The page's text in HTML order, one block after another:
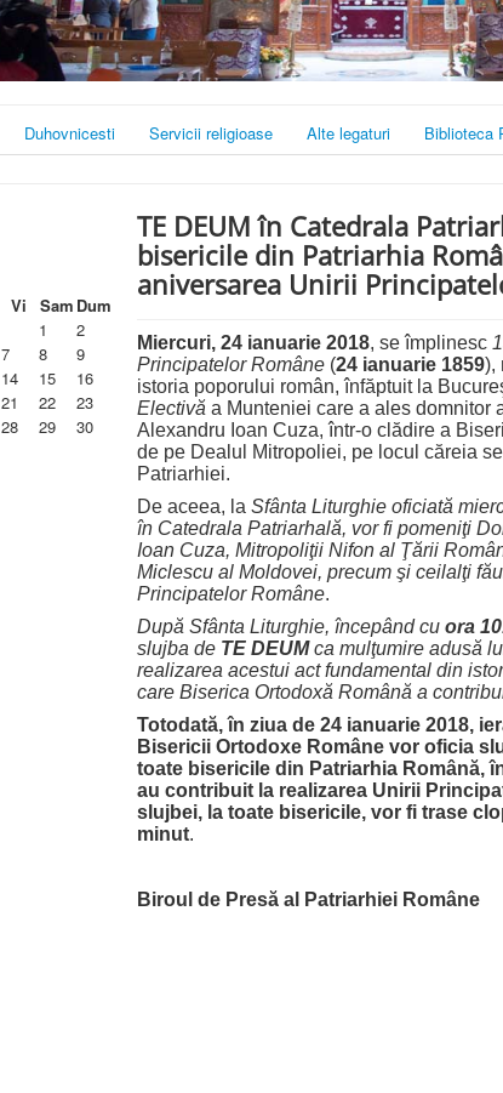
Duhovnicesti Servicii religioase Alte legaturi Biblioteca
Vi Sam Dum
1
2
7 8
9
14 15
16
21 22
23
28 29
30
TE DEUM în Catedrala
bisericile din Patriarhia
aniversarea Unirii
Miercuri, 24 ianuarie 2018, se împlinesc
Principatelor Române (24 ianuarie 1859),
istoria poporului român, înfăptuit la
Electivă a Munteniei care a ales domnitor
Alexandru Ioan Cuza, într-o clădire a
de pe Dealul Mitropoliei, pe locul căreia
Patriarhiei.
De aceea, la Sfânta Liturghie oficiată
în Catedrala Patriarhală, vor fi pomeniţi
Ioan Cuza, Mitropoliţii Nifon al Ţării
Miclescu al Moldovei, precum şi ceilalţi
Principatelor Române.
După Sfânta Liturghie, începând cu ora
slujba de TE DEUMca mulţumire adusă
realizarea acestui act fundamental din
care Biserica Ortodoxă Română a
Totodată, în ziua de 24 ianuarie 2018,
Bisericii Ortodoxe Române vor oficia
toate bisericile din Patriarhia Română,
au contribuit la realizarea Unirii
slujbei, la toate bisericile, vor fi trase
minut.
Biroul de Presă al Patriarhiei Române